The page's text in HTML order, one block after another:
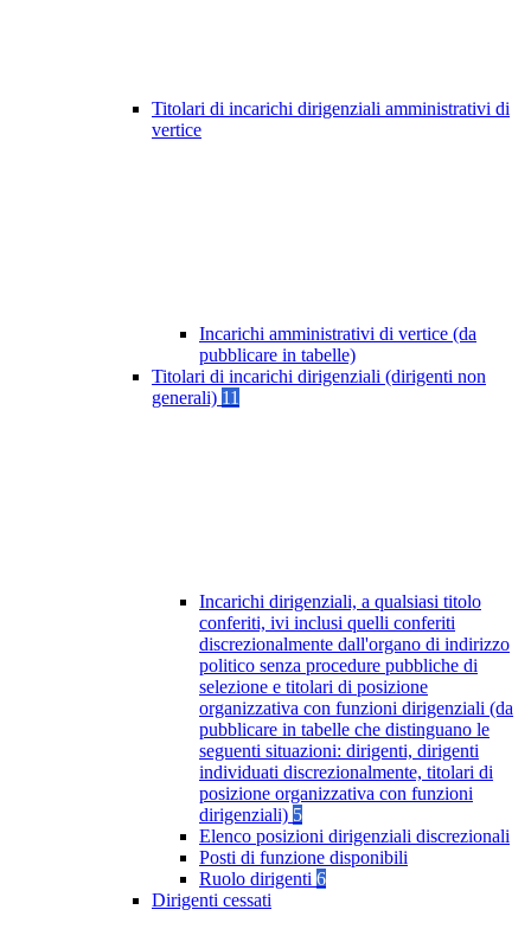
Titolari di incarichi dirigenziali amministrativi di
vertice
Incarichi amministrativi di vertice (da
pubblicare in tabelle)
Titolari di incarichi dirigenziali (dirigenti non
generali) 11
Incarichi dirigenziali, a qualsiasi titolo
conferiti, ivi inclusi quelli conferiti
discrezionalmente dall'organo di indirizzo
politico senza procedure pubbliche di
selezione e titolari di posizione
organizzativa con funzioni dirigenziali (da
pubblicare in tabelle che distinguano le
seguenti situazioni: dirigenti, dirigenti
individuati discrezionalmente, titolari di
posizione organizzativa con funzioni
dirigenziali) 5
Elenco posizioni dirigenziali discrezionali
Posti di funzione disponibili
Ruolo dirigenti 6
Dirigenti cessati